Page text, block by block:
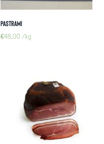
Pastrami
€48,00 /kg